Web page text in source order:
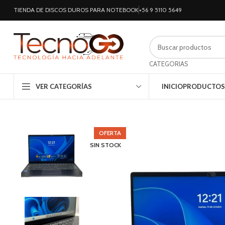
TIENDA DE DISCOS DUROS PARA NOTEBOOK+56 9 5110 5649
CATEGORIAS
VER CATEGORÍAS INICIOPRODUCTOS
OFERTA
SIN STOCK